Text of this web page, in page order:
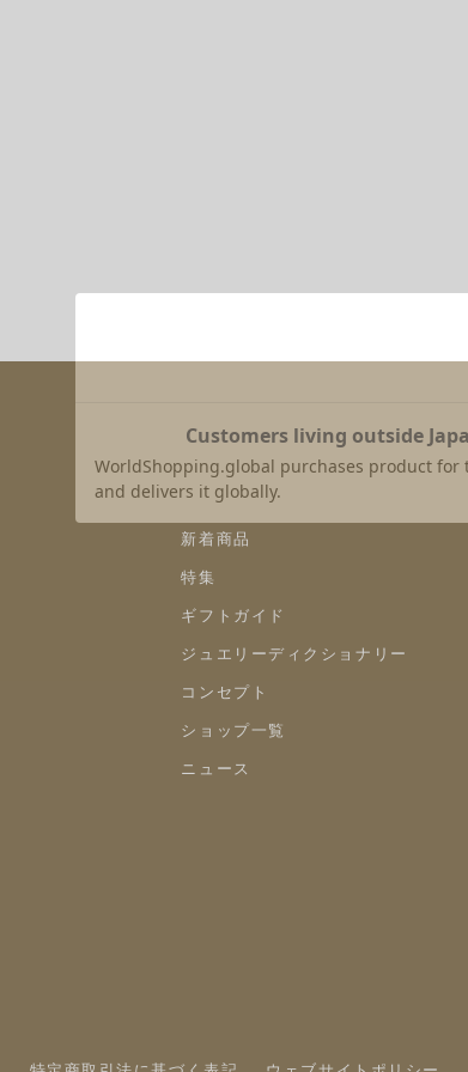
新着商品
特集
ギフトガイド
ジュエリーディクショナリー
コンセプト
ショップ一覧
ニュース